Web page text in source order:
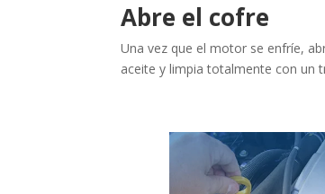
Abre el cofre
Una vez que el motor se enfríe,
aceite y limpia totalmente con un